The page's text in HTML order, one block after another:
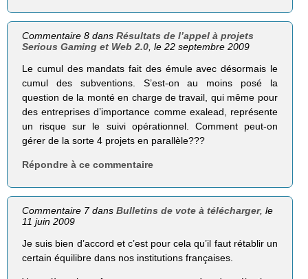
Commentaire 8 dansRésultats de l’appel à projets
Serious Gaming et Web 2.0 , le 22 septembre 2009
Le cumul des mandats fait des émule avec désormais le
cumul des subventions. S’est-on au moins posé la
question de la monté en charge de travail, qui même pour
des entreprises d’importance comme exalead, représente
un risque sur le suivi opérationnel. Comment peut-on
gérer de la sorte 4 projets en parallèle???
Répondre à ce commentaire
Commentaire 7 dansBulletins de vote à télécharger, le
11 juin 2009
Je suis bien d’accord et c’est pour cela qu’il faut rétablir un
certain équilibre dans nos institutions françaises.